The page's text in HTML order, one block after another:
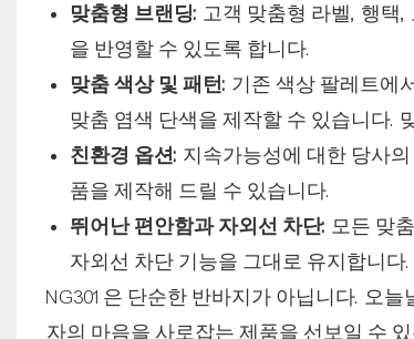
맞춤형 브랜딩: 고객 맞춤형 라벨, 행택
을 반영할 수 있도록 합니다.
맞춤 색상 및 패턴: 기존 색상 팔레트에
맞춤 염색 단색을 제작할 수 있습니다.
친환경 옵션: 지속가능성에 대한 당사
품을 제작해 드릴 수 있습니다.
뛰어난 편안함과 자외선 차단: 모든 맞
자외선 차단 기능을 그대로 유지합니다.
NG301은 단순한 반바지가 아닙니다. 오
자의 마음을 사로잡는 제품을 선보일 수